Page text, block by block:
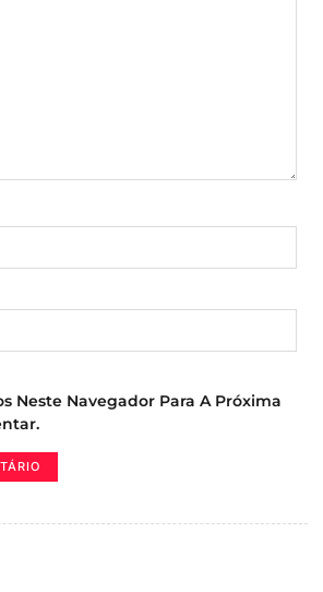
Neste Navegador Para A Próxima